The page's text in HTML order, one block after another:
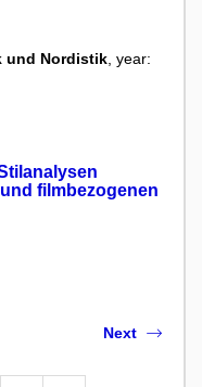
und Nordistik, year:
filmbezogenen
Next